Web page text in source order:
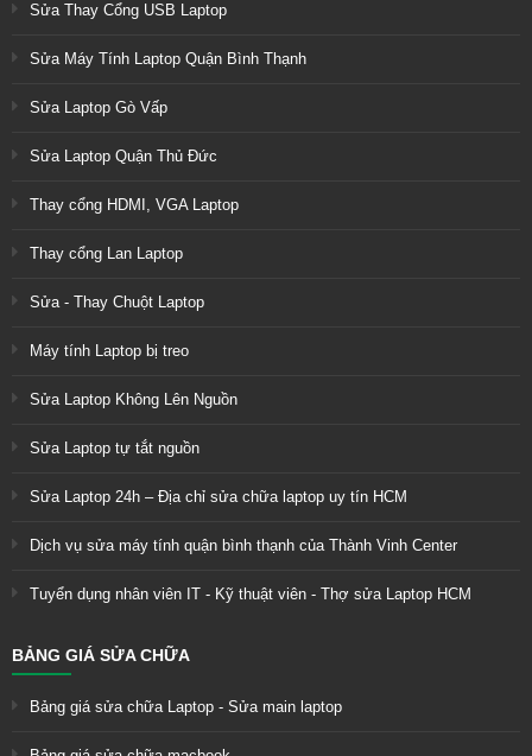
Sửa Thay Cổng USB Laptop
Sửa Máy Tính Laptop Quận Bình Thạnh
Sửa Laptop Gò Vấp
Sửa Laptop Quận Thủ Đức
Thay cổng HDMI, VGA Laptop
Thay cổng Lan Laptop
Sửa - Thay Chuột Laptop
Máy tính Laptop bị treo
Sửa Laptop Không Lên Nguồn
Sửa Laptop tự tắt nguồn
Sửa Laptop 24h – Địa chỉ sửa chữa laptop uy tín HCM
Dịch vụ sửa máy tính quận bình thạnh của Thành Vinh Center
Tuyển dụng nhân viên IT - Kỹ thuật viên - Thợ sửa Laptop HCM
BẢNG GIÁ SỬA CHỮA
Bảng giá sửa chữa Laptop - Sửa main laptop